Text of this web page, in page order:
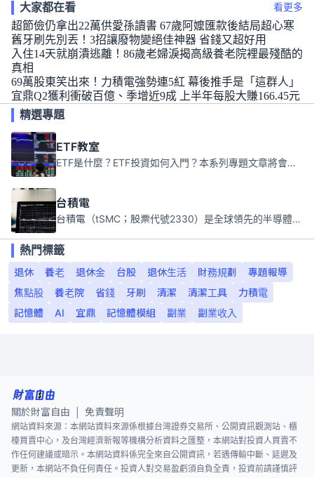
大家都在看 看更多
超節儉仍拿出22萬供愛孫讀書 67歲阿嬤匯款後結局超心寒
舊牙刷先別丟！3招讓廢物變絕佳神器 省錢又超好用
入住14天就崩潰逃離！86歲老婦淚揭高級養老院裡最殘酷的
真相
69萬股東笑出來！力積電強勢連5紅 幕後推手是「這群人」
宜鼎Q2獲利衝破百億、季增近9成 上半年每股大賺166.45元
精選專題
ETF教室
ETF是什麼？ETF投資如何入門？本系列專題文章將會告訴你新手必須知道的ETF基礎知識。
台積電
台積電（tSMC；股票代號2330）是全球領先的半導體代工公司，成立於1987年，總部位於台灣新竹。且已於美國、日本、德國及中國設廠，台積電是全球首家專業積體電路製造服務公司，也是全球最先進和最大規模的半導體代工廠。
熱門標籤
退休
養老 退休金 台股 退休生活 財務規劃
專題報導
焦點股
養老院 省錢 牙刷 清潔 清潔工具
力積電
記憶體
AI 宜鼎 記憶體模組 副業 副業收入
關於財富自由 免責聲明
網站資料來源：本網站資料來源係根據台灣證券交易所、公開資訊觀測站、櫃
檯買賣中心，及台灣經濟新報等機構分析資料之匯整，本網站對投資人買賣不
作任何建議或暗示。本網站資料係完全來自公開資訊，若遇傳輸中斷、延遲及
更新，本網站不負任何責任。投資人對交易盈虧須自負全責，投資前請謹慎評